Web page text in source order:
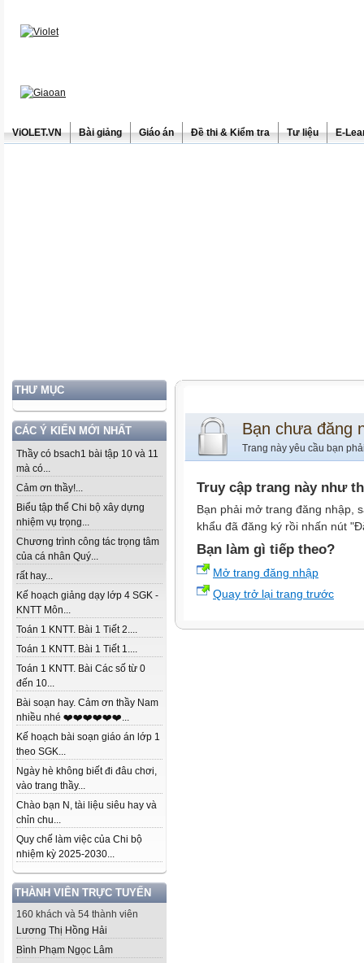
ViOLET.VN Bài giảng Giáo án Đề thi & Kiểm tra Tư liệu E-
THƯ MỤC
CÁC Ý KIẾN MỚI NHẤT
Thầy có bsach1 bài tập 10 và 11
mà có...
Cảm ơn thầy!...
Biểu tập thể Chi bộ xây dựng
nhiệm vụ trọng...
Chương trình công tác trọng tâm
của cá nhân Quý...
rất hay...
Kế hoạch giảng dạy lớp 4 SGK -
KNTT Môn...
Toán 1 KNTT. Bài 1 Tiết 2....
Toán 1 KNTT. Bài 1 Tiết 1....
Toán 1 KNTT. Bài Các số từ 0
đến 10...
Bài soạn hay. Cảm ơn thầy Nam
nhiều nhé ❤️❤️❤️❤️❤️❤️...
Kế hoạch bài soạn giáo án lớp 1
theo SGK...
Ngày hè không biết đi đâu chơi,
vào trang thầy...
Chào bạn N, tài liệu siêu hay và
chỉn chu...
Quy chế làm việc của Chi bộ
nhiệm kỳ 2025-2030...
THÀNH VIÊN TRỰC TUYẾN
160 khách và 54 thành viên
Lương Thị Hồng Hải
Bình Phạm Ngọc Lâm
Bạn chưa đăng
Trang này yêu cầu bạn
Truy cập trang này như
Bạn phải mở trang đăng nhập,
khẩu đã đăng ký rồi nhấn nút
Bạn làm gì tiếp theo?
Mở trang đăng nhập
Quay trở lại trang trước